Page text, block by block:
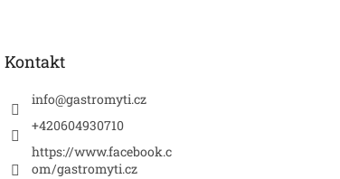
Kontakt
info@gastromyti.cz
+420604930710
https://www.facebook.c
om/gastromyti.cz